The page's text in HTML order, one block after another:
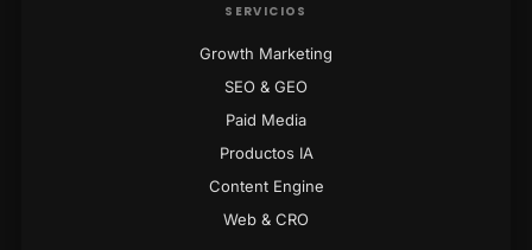
SERVICIOS
Growth Marketing
SEO & GEO
Paid Media
Productos IA
Content Engine
Web & CRO